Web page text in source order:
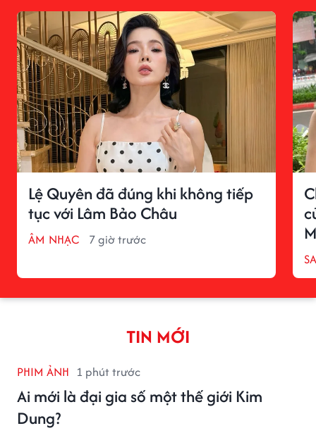
Lệ Quyên đã đúng khi không tiếp
tục với Lâm Bảo Châu
ÂM NHẠC 7 giờ trước
TIN MỚI
PHIM ẢNH 1 phút trước
Ai mới là đại gia số một thế giới Kim
Dung?